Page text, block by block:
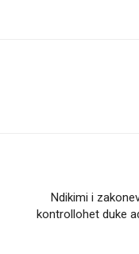
Ndikimi i
kontrollohet duke